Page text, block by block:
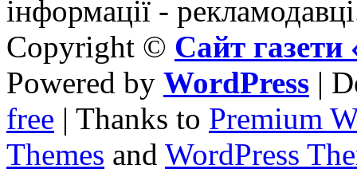
інформації -
Copyright © Сайт
Powered by WordPress |
free | Thanks to Premium
Themes and WordPress